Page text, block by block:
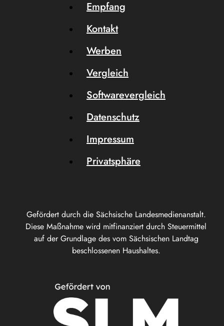
Gefördert durch die Sächsische Landesmedienanstalt.
Diese Maßnahme wird mitfinanziert durch Steuermittel
auf der Grundlage des vom Sächsischen Landtag
beschlossenen Haushaltes.
Empfang
Kontakt
Werben
Vergleich
Softwarevergleich
Datenschutz
Impressum
Privatsphäre